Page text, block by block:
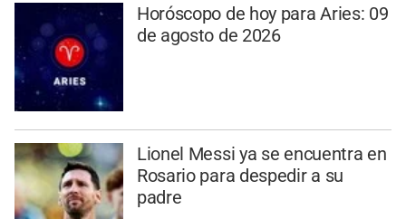
Horóscopo de hoy para Aries: 09
de agosto de 2026
Lionel Messi ya se encuentra en
Rosario para despedir a su
padre